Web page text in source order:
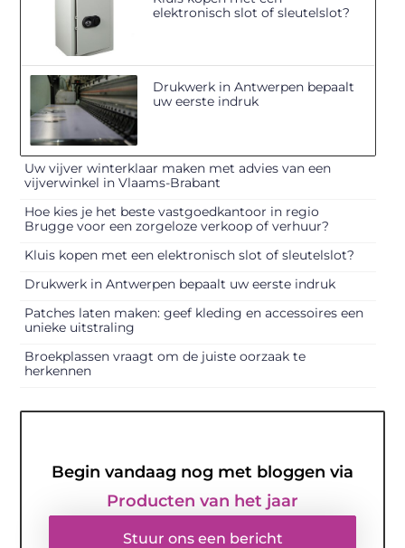
elektronisch slot of sleutelslot?
Drukwerk in Antwerpen bepaalt
uw eerste indruk
Uw vijver winterklaar maken met advies van een
vijverwinkel in Vlaams-Brabant
Hoe kies je het beste vastgoedkantoor in regio
Brugge voor een zorgeloze verkoop of verhuur?
Kluis kopen met een elektronisch slot of sleutelslot?
Drukwerk in Antwerpen bepaalt uw eerste indruk
Patches laten maken: geef kleding en accessoires een
unieke uitstraling
Broekplassen vraagt om de juiste oorzaak te
herkennen
Begin vandaag nog met bloggen via
Producten van het jaar
Stuur ons een bericht